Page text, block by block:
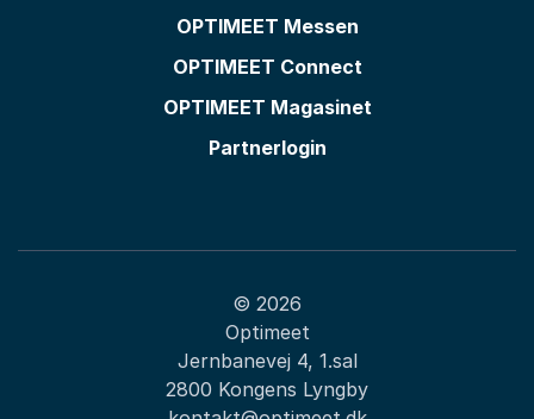
OPTIMEET Messen
OPTIMEET Connect
OPTIMEET Magasinet
Partnerlogin
© 2026
Optimeet
Jernbanevej 4, 1.sal
2800 Kongens Lyngby